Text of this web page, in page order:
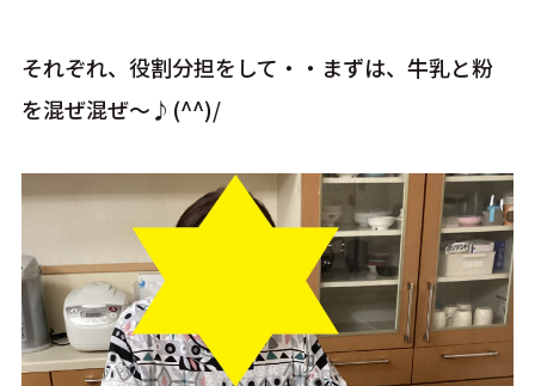
それぞれ、役割分担をして・・まずは、牛乳と粉
を混ぜ混ぜ～♪(^^)/